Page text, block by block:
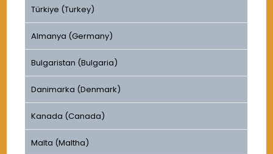
Türkiye (Turkey)
Almanya (Germany)
Bulgaristan (Bulgaria)
Danimarka (Denmark)
Kanada (Canada)
Malta (Maltha)